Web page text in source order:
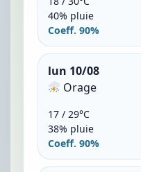
40% pluie
Coeff. 90%
lun 10/08
Orage
17 / 29°C
38% pluie
Coeff. 90%